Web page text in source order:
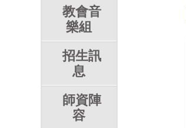
教會音
樂組
招生訊
息
師資陣
容